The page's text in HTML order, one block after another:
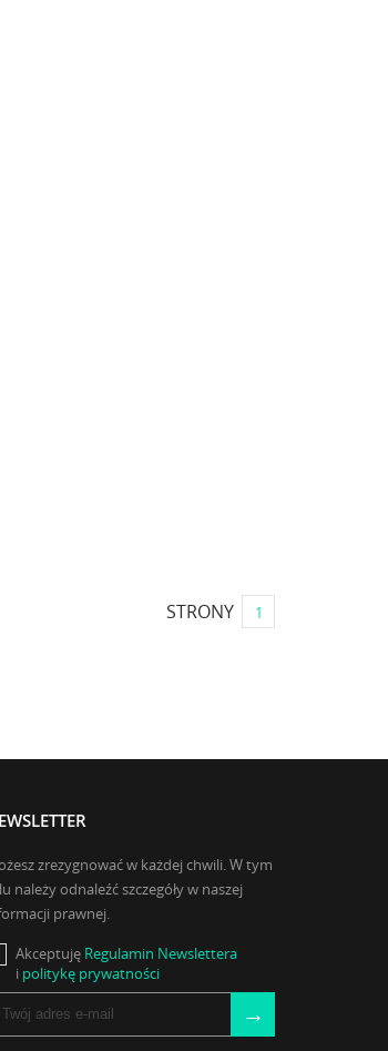
STRONY 1
zrezygnować w każdej chwili. W tym
należy odnaleźć szczegóły w naszej
prawnej.
Akceptuję Regulamin Newslettera
i politykę prywatności